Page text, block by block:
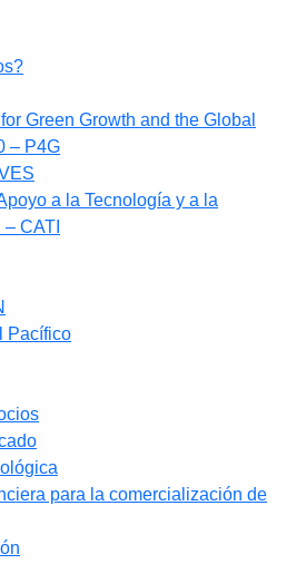
Green Growth and the Global
– P4G
a la Tecnología y a la
– CATI
Pacífico
para la comercialización de